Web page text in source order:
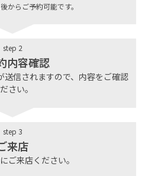
からご予約可能です。
step 2
内容確認
送信されますので、内容をご確認
さい。
step 3
来店
ご来店ください。